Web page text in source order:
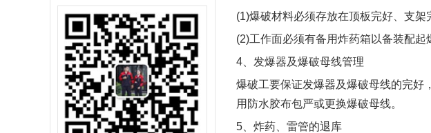
(1)爆破材料必须存放在顶板完好、支架
(2)工作面必须有备用炸药箱以备装配
4、发爆器及爆破母线管理
爆破工要保证发爆器及爆破母线的完好
用防水胶布包严或更换爆破母线。
5、炸药、雷管的退库